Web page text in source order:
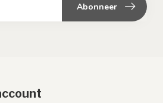
Abonneer